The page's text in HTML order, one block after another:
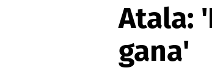
Atala:
gana'